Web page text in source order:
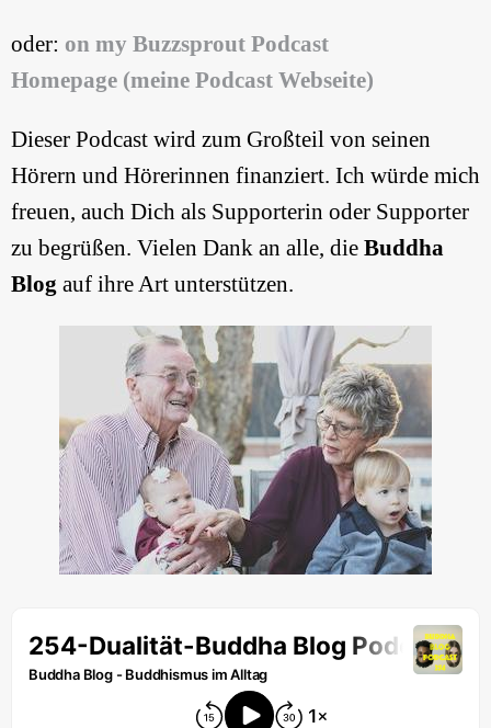
oder: on my Buzzsprout Podcast
Homepage (meine Podcast Webseite)
Dieser Podcast wird zum Großteil von seinen
Hörern und Hörerinnen finanziert. Ich würde mich
freuen, auch Dich als Supporterin oder Supporter
zu begrüßen. Vielen Dank an alle, die Buddha
Blog auf ihre Art unterstützen.